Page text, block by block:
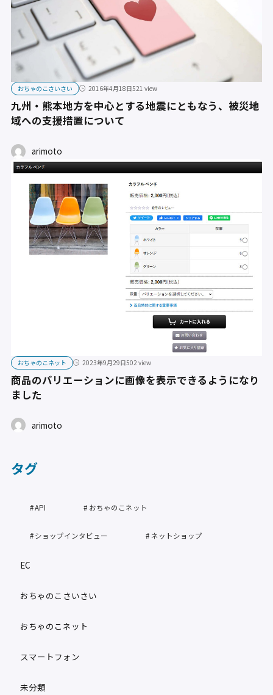
おちゃのこさいさい 2016年4月18日521 view
九州・熊本地方を中心とする地震にともなう、被災地
域への支援措置について
arimoto
おちゃのこネット 2023年9月29日502 view
商品のバリエーションに画像を表示できるようになり
ました
arimoto
タグ
API おちゃのこネット
ショップインタビュー ネットショップ
EC
おちゃのこさいさい
おちゃのこネット
スマートフォン
未分類